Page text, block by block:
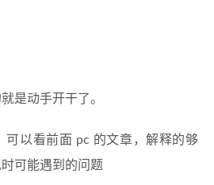
是动手开干了。
可以看前面 pc 的文章，解释的够
可能遇到的问题